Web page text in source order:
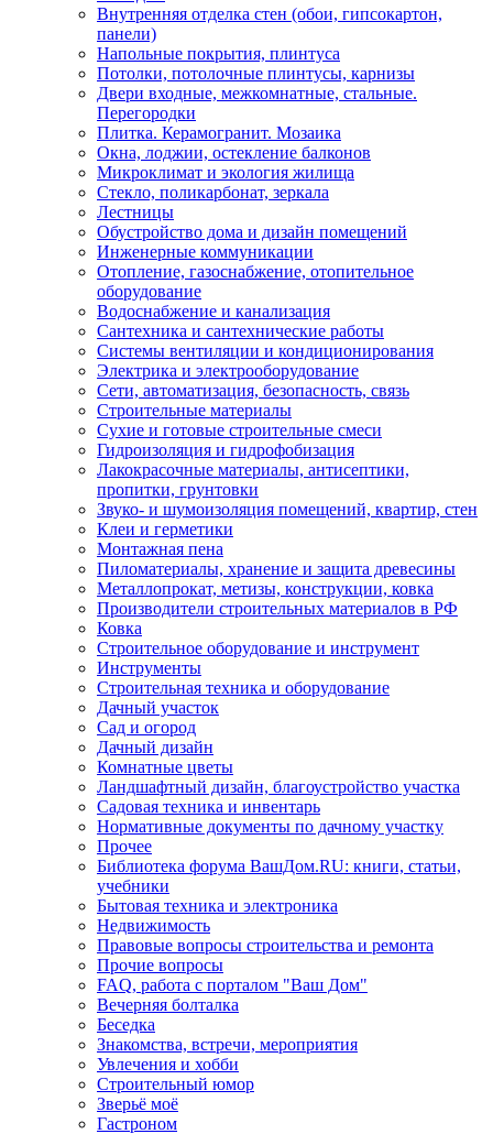
Внутренняя отделка стен (обои, гипсокартон,
панели)
Напольные покрытия, плинтуса
Потолки, потолочные плинтусы, карнизы
Двери входные, межкомнатные, стальные.
Перегородки
Плитка. Керамогранит. Мозаика
Окна, лоджии, остекление балконов
Микроклимат и экология жилища
Стекло, поликарбонат, зеркала
Лестницы
Обустройство дома и дизайн помещений
Инженерные коммуникации
Отопление, газоснабжение, отопительное
оборудование
Водоснабжение и канализация
Сантехника и сантехнические работы
Системы вентиляции и кондиционирования
Электрика и электрооборудование
Сети, автоматизация, безопасность, связь
Строительные материалы
Сухие и готовые строительные смеси
Гидроизоляция и гидрофобизация
Лакокрасочные материалы, антисептики,
пропитки, грунтовки
Звуко- и шумоизоляция помещений, квартир, стен
Клеи и герметики
Монтажная пена
Пиломатериалы, хранение и защита древесины
Металлопрокат, метизы, конструкции, ковка
Производители строительных материалов в РФ
Ковка
Строительное оборудование и инструмент
Инструменты
Строительная техника и оборудование
Дачный участок
Сад и огород
Дачный дизайн
Комнатные цветы
Ландшафтный дизайн, благоустройство участка
Садовая техника и инвентарь
Нормативные документы по дачному участку
Прочее
Библиотека форума ВашДом.RU: книги, статьи,
учебники
Бытовая техника и электроника
Недвижимость
Правовые вопросы строительства и ремонта
Прочие вопросы
FAQ, работа с порталом "Ваш Дом"
Вечерняя болталка
Беседка
Знакомства, встречи, мероприятия
Увлечения и хобби
Строительный юмор
Зверьё моё
Гастроном